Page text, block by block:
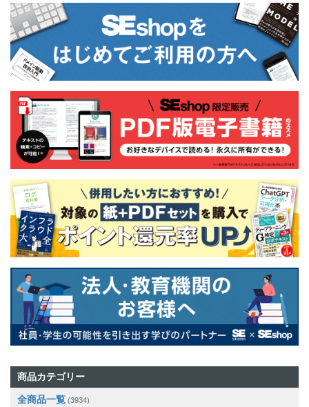
商品カテゴリー
全商品一覧 (3934)